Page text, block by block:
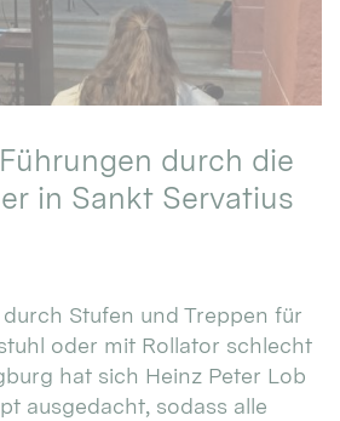
durch die
in Sankt Servatius
Stufen und Treppen für
oder mit Rollator schlecht
hat sich Heinz Peter Lob
ausgedacht, sodass alle